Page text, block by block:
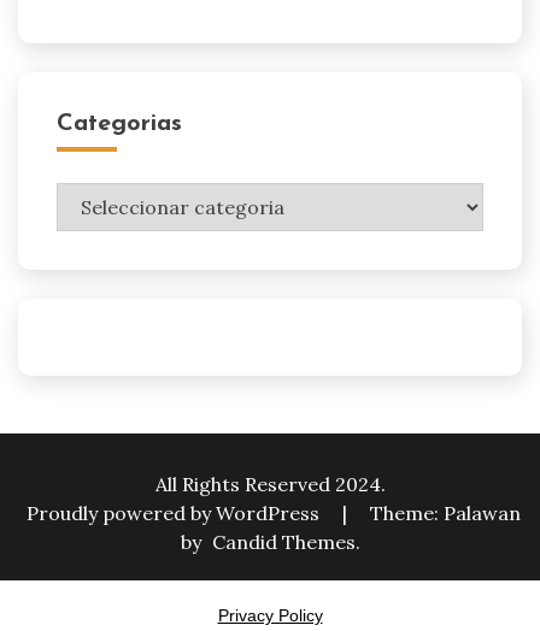
Categorias
Categorias
All Rights Reserved 2024.
Proudly powered by WordPress
|
Theme: Palawan
by Candid Themes.
Privacy Policy